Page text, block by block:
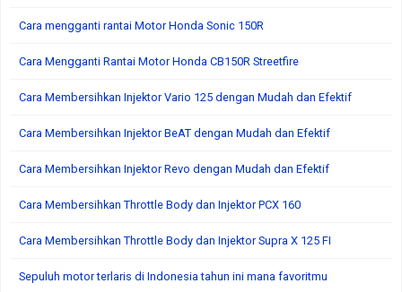
Cara mengganti rantai Motor Honda Sonic 150R
Cara Mengganti Rantai Motor Honda CB150R Streetfire
Cara Membersihkan Injektor Vario 125 dengan Mudah dan Efektif
Cara Membersihkan Injektor BeAT dengan Mudah dan Efektif
Cara Membersihkan Injektor Revo dengan Mudah dan Efektif
Cara Membersihkan Throttle Body dan Injektor PCX 160
Cara Membersihkan Throttle Body dan Injektor Supra X 125 FI
Sepuluh motor terlaris di Indonesia tahun ini mana favoritmu